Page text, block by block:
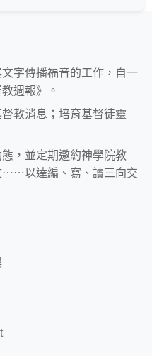
字傳播福音的工作，自一
週報》。
教消息；培育基督徒靈
，並定期邀約神學院教
⋯⋯以達編、寫、讀三向交